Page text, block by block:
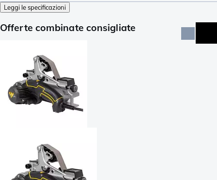
Leggi le specificazioni
Offerte combinate consigliate